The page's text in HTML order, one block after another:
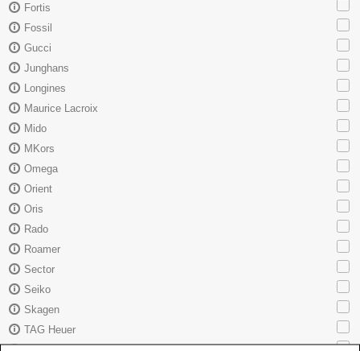
Fortis
Fossil
Gucci
Junghans
Longines
Maurice Lacroix
Mido
MKors
Omega
Orient
Oris
Rado
Roamer
Sector
Seiko
Skagen
TAG Heuer